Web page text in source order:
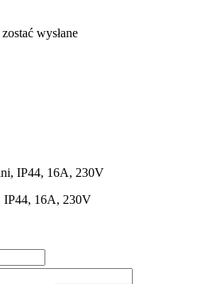
wysłane
IP44, 16A, 230V